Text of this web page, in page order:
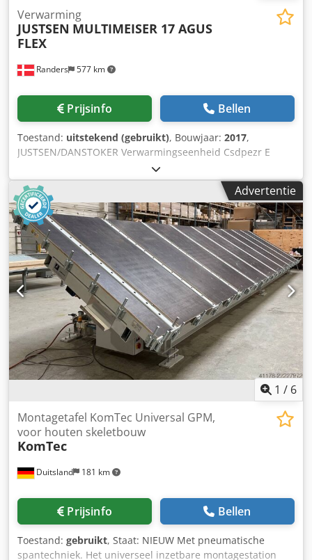
Randers 577 km
Verwarming
JUSTSEN MULTIMEISER 17 AGUS
FLEX
Prijsinfo Bellen
Toestand: uitstekend (gebruikt), Bouwjaar: 2017,
JUSTSEN/DANSTOKER Verwarmingseenheid Csdpezr E
Hqefx Aqqeha Maximaal verwarmingsvermogen: 1 MW
Toelaatbare druk: 4,0 bar Toelaatbare temperatuur: 110
graden Celsius Testdruk: 6,0 bar Inhoud: 2200 liter
Watergekoelde fundering Geschikt voor: houtsnippers,
houtafval, houtpellets, etc. Elektrische kast met PLC-
aanraakscherm Complete eenheid, nog aangesloten op het
elektriciteitsnet. Op aanvraag kan de werking van het
apparaat worden gecontroleerd.
Advertentie
1 / 6
Duitsland 181 km
Montagetafel KomTec Universal GPM,
voor houten skeletbouw
KomTec
Prijsinfo Bellen
Toestand: gebruikt, Staat: NIEUW Met pneumatische
spantechniek. Het universeel inzetbare montagestation